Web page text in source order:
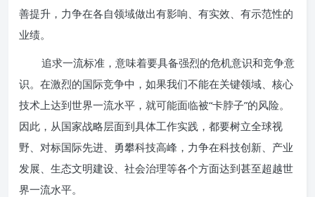
善提升，力争在各自领域做出有影响、有实效、有示范性的
业绩。
追求一流标准，意味着要具备强烈的危机意识和竞争意
识。在激烈的国际竞争中，如果我们不能在关键领域、核心
技术上达到世界一流水平，就可能面临被“卡脖子”的风险。
因此，从国家战略层面到具体工作实践，都要树立全球视
野、对标国际先进、勇攀科技高峰，力争在科技创新、产业
发展、生态文明建设、社会治理等各个方面达到甚至超越世
界一流水平。